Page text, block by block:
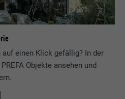
auf einen Klick gefällig? In der
Objekte ansehen und